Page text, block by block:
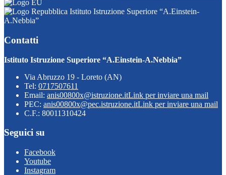
Istituto Istruzione Superiore “A.Einstein-
A.Nebbia”
Contatti
Istituto Istruzione Superiore “A.Einstein-A.Nebbia”
Via Abruzzo 19 - Loreto (AN)
Tel: 0717507611
Email: anis00800x@istruzione.itLink per inviare una mail
PEC: anis00800x@pec.istruzione.itLink per inviare una mail
C.F.: 80011310424
Seguici su
Facebook
Youtube
Instagram